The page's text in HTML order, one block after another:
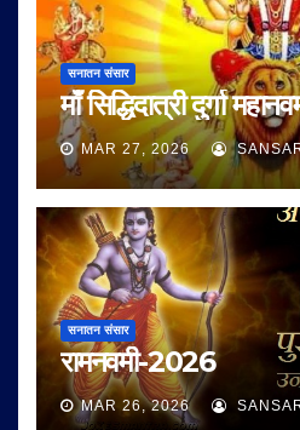
सनातन संसार
माँ सिद्धिदात्री दुर्गा
MAR 27, 2026
सनातन संसार
रामनवमी-2026
MAR 26, 2026